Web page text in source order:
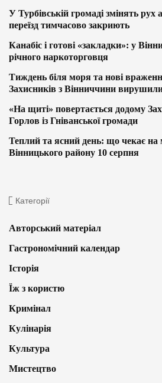
У Турбівській громаді змінять рух
переїзд тимчасово закриють
Канабіс і готові «закладки»: у
річного наркоторговця
Тиждень біля моря та нові
Захисників з Вінниччини
«На щиті» повертається додому
Горлов із Гніванської громади
Теплий та ясний день: що чекає на
Вінницького району 10 серпня
Категорії
Авторський матеріал
Гастрономічний календар
Історія
Їж з користю
Кримінал
Кулінарія
Культура
Мистецтво